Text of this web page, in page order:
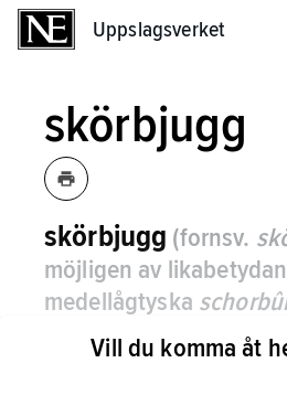
Uppslagsverket
skörbjugg
skörbjugg (fornsv.
möjligen av
medellågtyska
bristsjukdom som
för lågt intag av
Vill du komma åt